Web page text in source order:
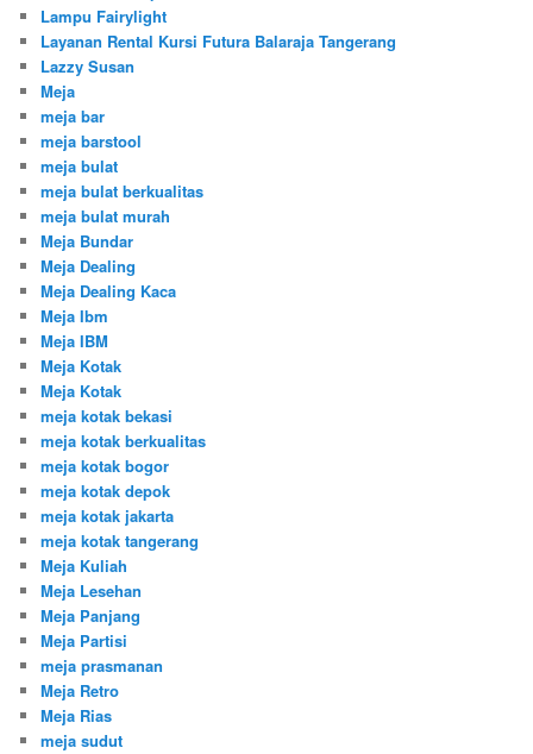
Lampu Fairylight
Layanan Rental Kursi Futura Balaraja Tangerang
Lazzy Susan
Meja
meja bar
meja barstool
meja bulat
meja bulat berkualitas
meja bulat murah
Meja Bundar
Meja Dealing
Meja Dealing Kaca
Meja Ibm
Meja IBM
Meja Kotak
Meja Kotak
meja kotak bekasi
meja kotak berkualitas
meja kotak bogor
meja kotak depok
meja kotak jakarta
meja kotak tangerang
Meja Kuliah
Meja Lesehan
Meja Panjang
Meja Partisi
meja prasmanan
Meja Retro
Meja Rias
meja sudut